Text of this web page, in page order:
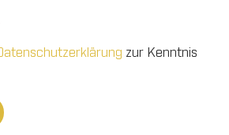
Datenschutzerklärung zur Kenntnis